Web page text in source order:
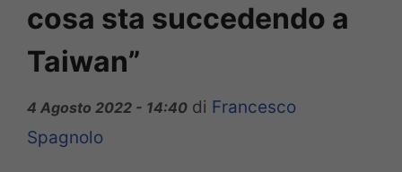
cosa sta succedendo a
Taiwan”
4 Agosto 2022 - 14:40 di Francesco
Spagnolo